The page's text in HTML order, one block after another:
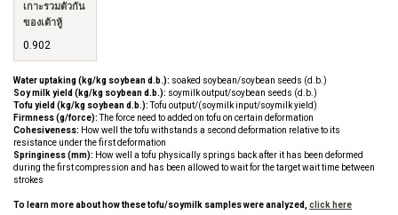
เกาะรวมตัวกัน
ของเต้าหู้
0.902
Water uptaking (kg/kg soybean d.b.): soaked soybean/soybean seeds (d.b.)
Soy milk yield (kg/kg soybean d.b.): soymilk output/soybean seeds (d.b.)
Tofu yield (kg/kg soybean d.b.):Tofu output/(soymilk input/soymilk yield)
Firmness (g/force):The force need to added on tofu on certain deformation
Cohesiveness: How well the tofu withstands a second deformation relative to its
resistance under the first deformation
Springiness (mm): How well a tofu physically springs back after it has been deformed
during the first compression and has been allowed to wait for the target wait time between
strokes
To learn more about how these tofu/soymilk samples were analyzed,click here